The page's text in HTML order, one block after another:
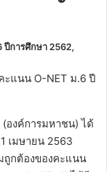
ปีการศึกษา 2562,
องค์การมหาชน) ได้
เมษายน 2563
ถูกต้องของคะแนน